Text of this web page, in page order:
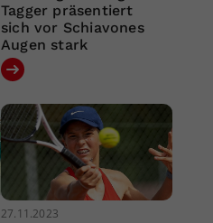
Tagger präsentiert
sich vor Schiavones
Augen stark
27.11.2023